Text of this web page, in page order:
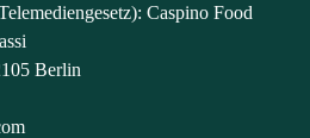
Caspino Food
Berlin